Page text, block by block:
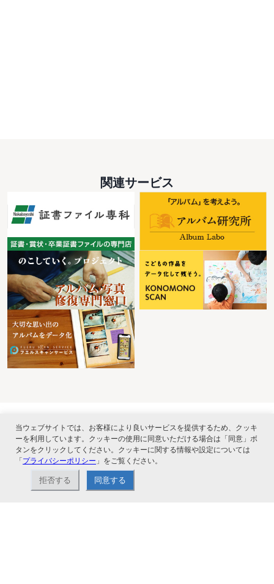
関連サービス
ナカバヤシ株式会社直営のオンラインショップ。アルバム、フォトフレーム、証
書ファイル、文具・事務機器などお取り扱い。2,980円（税込）以上お買い上げ
当ウェブサイトでは、お客様により良いサービスを提供するため、クッキ
ーを利用しています。クッキーの使用に同意いただける場合は「同意」ボ
タンをクリックしてください。クッキーに関する情報や設定については
「プライバシーポリシー 」をご覧ください。
拒否する 同意する